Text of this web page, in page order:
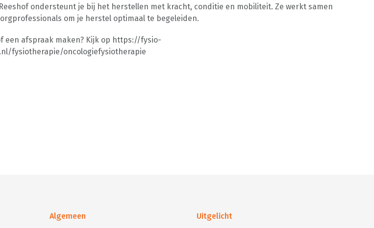
ondersteunt je bij het herstellen met kracht, conditie en mobiliteit. Ze werkt samen
om je herstel optimaal te begeleiden.
een afspraak maken? Kijk op https://fysio-
fysiotherapie/oncologiefysiotherapie
Algemeen Uitgelicht